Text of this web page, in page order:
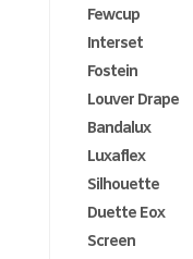
Fewcup
Interset
Fostein
Louver Drape
Bandalux
Luxaflex
Silhouette
Duette Eox
Screen